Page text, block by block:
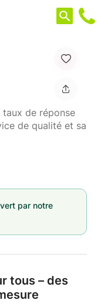
de réponse
de qualité et sa
par notre
tous – des